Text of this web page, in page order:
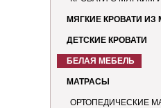
МЯГКИЕ КРОВАТИ
ДЕТСКИЕ КРОВАТИ
БЕЛАЯ МЕБЕЛЬ
МАТРАСЫ
ОРТОПЕДИЧЕСКИЕ